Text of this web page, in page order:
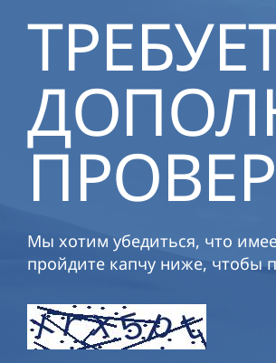
Мы хотим убедиться, что
пройдите капчу ниже, чтобы